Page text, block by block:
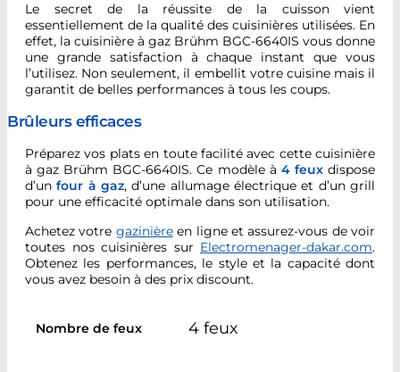
Le secret de la réussite de la cuisson vient
essentiellement de la qualité des cuisinières utilisées. En
effet, la cuisinière à gaz Brühm BGC-6640IS vous donne
une grande satisfaction à chaque instant que vous
l’utilisez. Non seulement, il embellit votre cuisine mais il
garantit de belles performances à tous les coups.
Brûleurs efficaces
Préparez vos plats en toute facilité avec cette cuisinière
à gaz Brühm BGC-6640IS. Ce modèle à 4 feuxdispose
d’unfour à gaz, d’une allumage électrique et d’un grill
pour une efficacité optimale dans son utilisation.
Achetez votre gazinièreen ligne et assurez-vous de voir
toutes nos cuisinières sur Electromenager-dakar.com.
Obtenez les performances, le style et la capacité dont
vous avez besoin à des prix discount.
Nombre de feux 4 feux